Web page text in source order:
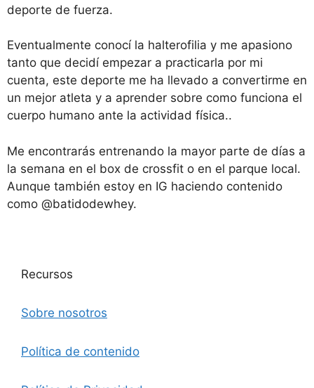
deporte de fuerza.
Eventualmente conocí la halterofilia y me apasiono
tanto que decidí empezar a practicarla por mi
cuenta, este deporte me ha llevado a convertirme en
un mejor atleta y a aprender sobre como funciona el
cuerpo humano ante la actividad física..
Me encontrarás entrenando la mayor parte de días a
la semana en el box de crossfit o en el parque local.
Aunque también estoy en IG haciendo contenido
como @batidodewhey.
Recursos
Sobre nosotros
Política de contenido